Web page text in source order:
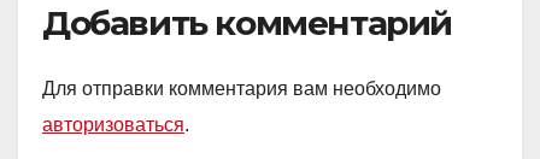
Добавить комментарий
Для отправки комментария вам необходимо
авторизоваться.